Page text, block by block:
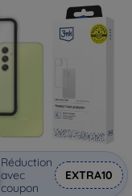
Réduction
avec
coupon
EXTRA10